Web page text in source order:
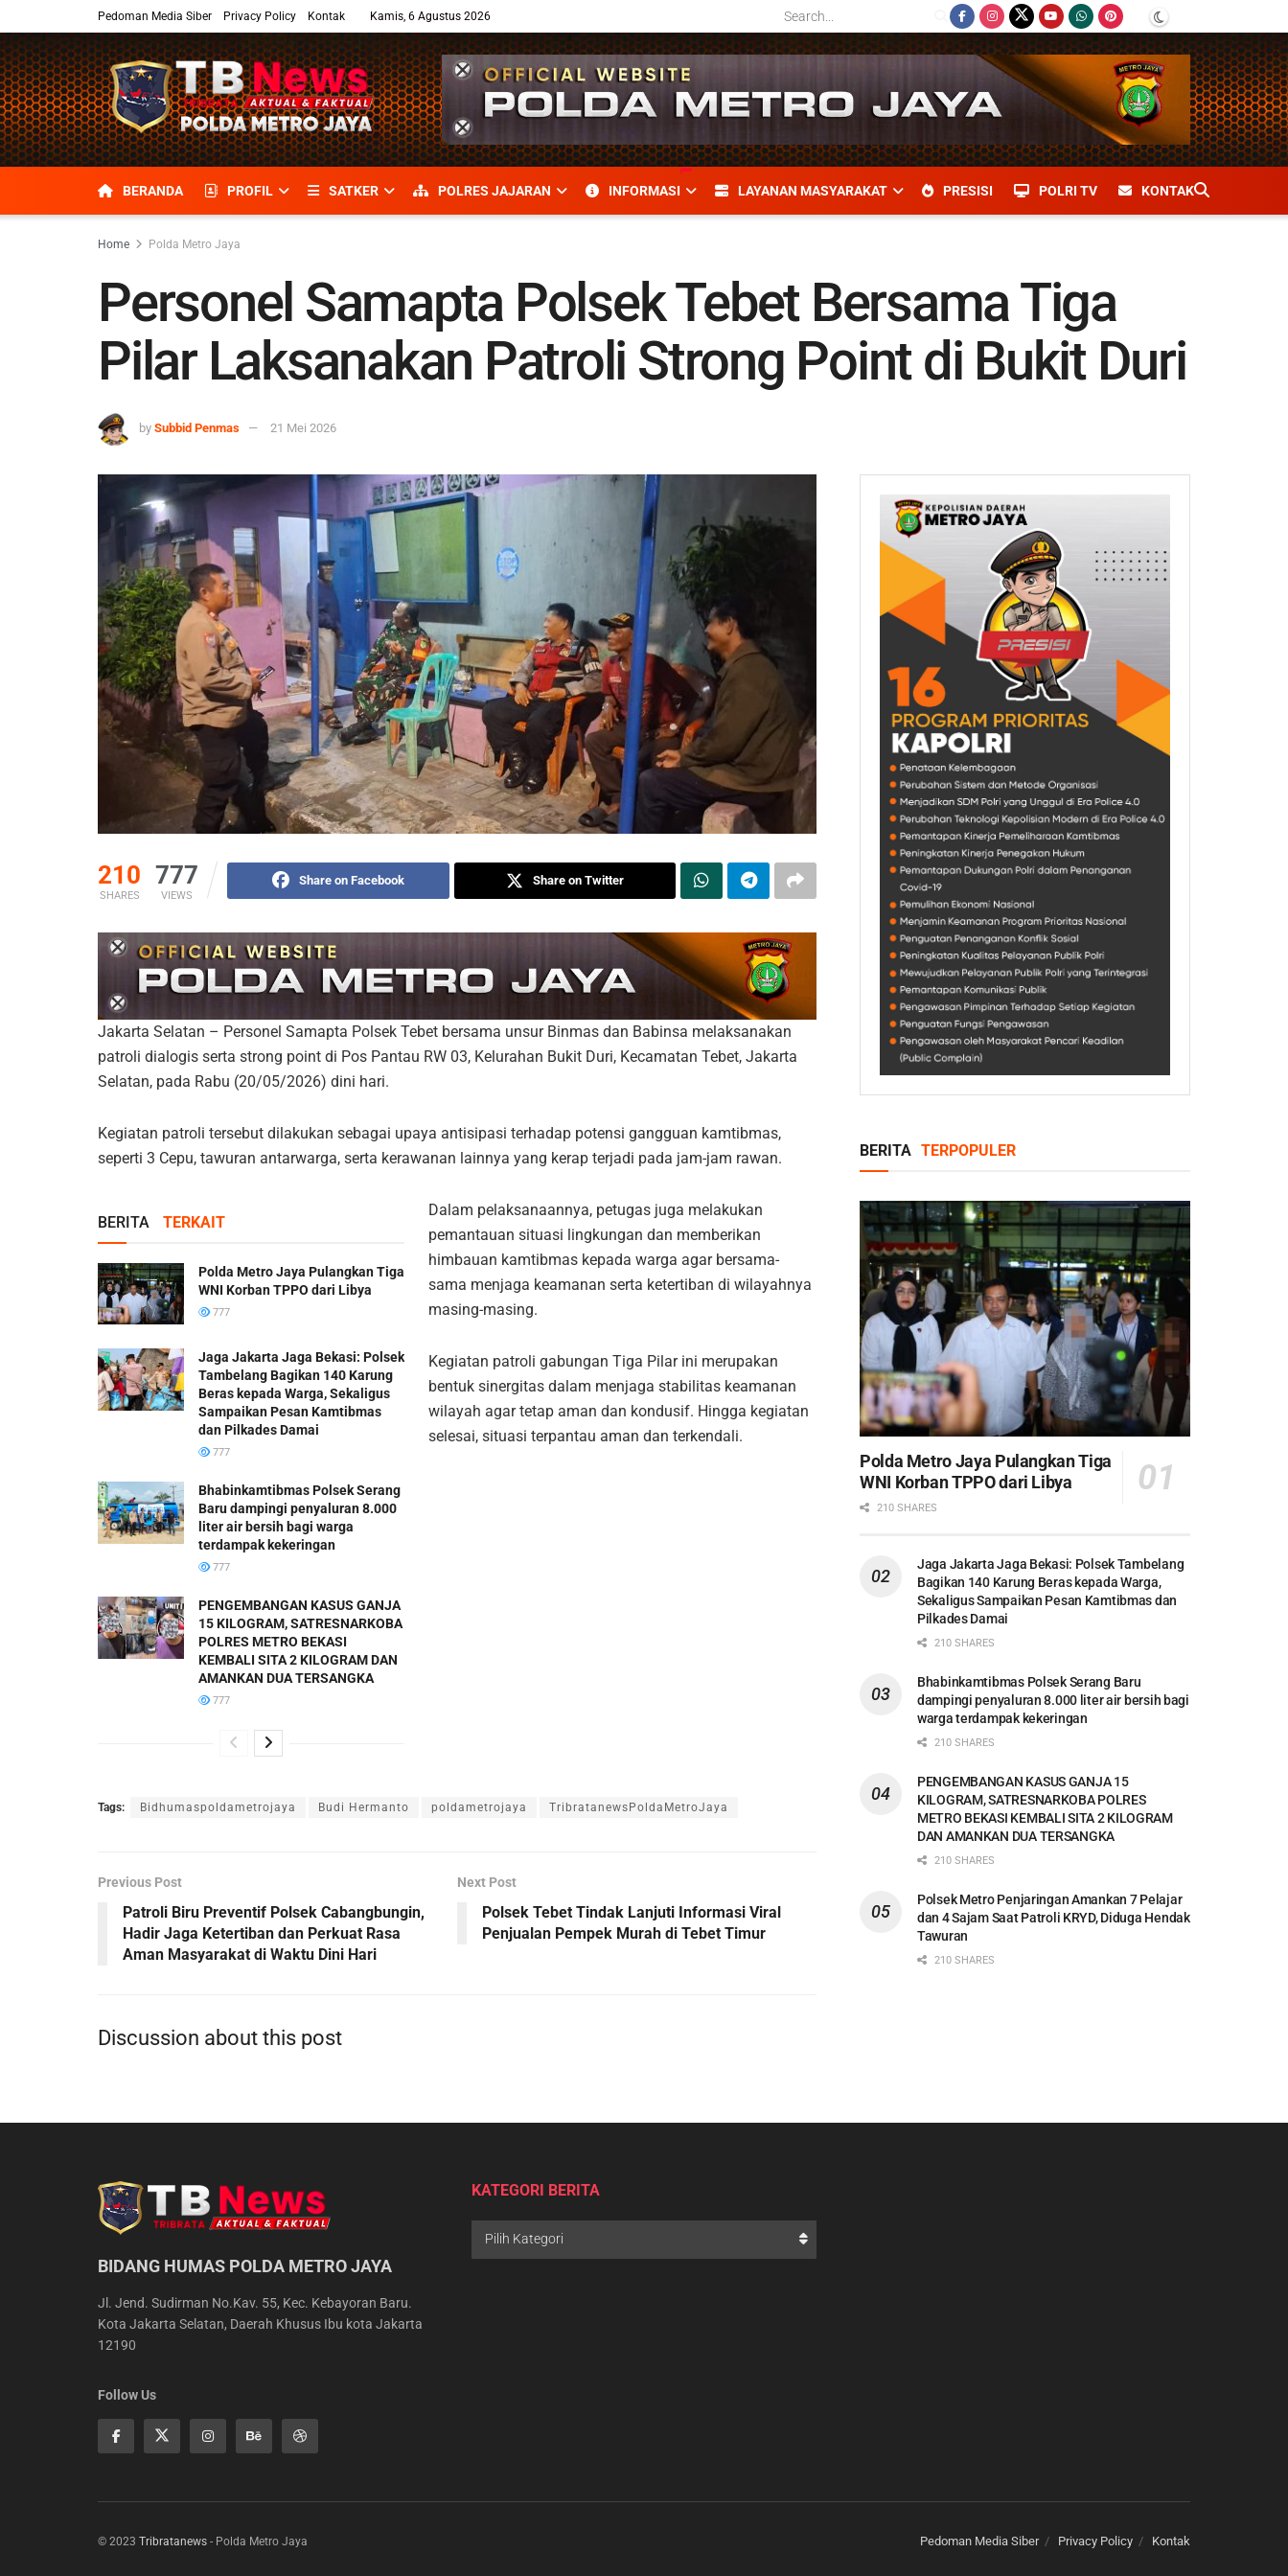
Pedoman Media Siber Privacy Policy Kontak Kamis, 6 Agustus 2026
BERANDA PROFIL SATKER POLRES JAJARAN INFORMASI LAYANAN MASYARAKAT PRESISI POLRI TV KONTAK
Home Polda Metro Jaya
Personel Samapta Polsek Tebet Bersama Tiga
Pilar Laksanakan Patroli Strong Point di Bukit Duri
by Subbid Penmas 21 Mei 2026
210
SHARES
777
VIEWS
Share on Facebook Share on Twitter
Jakarta Selatan – Personel Samapta Polsek Tebet bersama unsur Binmas dan Babinsa melaksanakan
patroli dialogis serta strong point di Pos Pantau RW 03, Kelurahan Bukit Duri, Kecamatan Tebet, Jakarta
Selatan, pada Rabu (20/05/2026) dini hari.
Kegiatan patroli tersebut dilakukan sebagai upaya antisipasi terhadap potensi gangguan kamtibmas,
seperti 3 Cepu, tawuran antarwarga, serta kerawanan lainnya yang kerap terjadi pada jam-jam rawan.
BERITA TERKAIT
Polda Metro Jaya Pulangkan Tiga
WNI Korban TPPO dari Libya
777
Jaga Jakarta Jaga Bekasi: Polsek
Tambelang Bagikan 140 Karung
Beras kepada Warga, Sekaligus
Sampaikan Pesan Kamtibmas
dan Pilkades Damai
777
Bhabinkamtibmas Polsek Serang
Baru dampingi penyaluran 8.000
liter air bersih bagi warga
terdampak kekeringan
777
PENGEMBANGAN KASUS GANJA
15 KILOGRAM, SATRESNARKOBA
POLRES METRO BEKASI
KEMBALI SITA 2 KILOGRAM DAN
AMANKAN DUA TERSANGKA
777
Dalam pelaksanaannya, petugas juga melakukan
pemantauan situasi lingkungan dan memberikan
himbauan kamtibmas kepada warga agar bersama-
sama menjaga keamanan serta ketertiban di wilayahnya
masing-masing.
Kegiatan patroli gabungan Tiga Pilar ini merupakan
bentuk sinergitas dalam menjaga stabilitas keamanan
wilayah agar tetap aman dan kondusif. Hingga kegiatan
selesai, situasi terpantau aman dan terkendali.
Tags: Bidhumaspoldametrojaya Budi Hermanto poldametrojaya TribratanewsPoldaMetroJaya
Previous Post
Patroli Biru Preventif Polsek Cabangbungin,
Hadir Jaga Ketertiban dan Perkuat Rasa
Aman Masyarakat di Waktu Dini Hari
Next Post
Polsek Tebet Tindak Lanjuti Informasi Viral
Penjualan Pempek Murah di Tebet Timur
Discussion about this post
BERITA TERPOPULER
Polda Metro Jaya Pulangkan Tiga
WNI Korban TPPO dari Libya
210 SHARES
Jaga Jakarta Jaga Bekasi: Polsek Tambelang
Bagikan 140 Karung Beras kepada Warga,
Sekaligus Sampaikan Pesan Kamtibmas dan
Pilkades Damai
210 SHARES
Bhabinkamtibmas Polsek Serang Baru
dampingi penyaluran 8.000 liter air bersih bagi
warga terdampak kekeringan
210 SHARES
PENGEMBANGAN KASUS GANJA 15
KILOGRAM, SATRESNARKOBA POLRES
METRO BEKASI KEMBALI SITA 2 KILOGRAM
DAN AMANKAN DUA TERSANGKA
210 SHARES
Polsek Metro Penjaringan Amankan 7 Pelajar
dan 4 Sajam Saat Patroli KRYD, Diduga Hendak
Tawuran
210 SHARES
BIDANG HUMAS POLDA METRO JAYA
Jl. Jend. Sudirman No.Kav. 55, Kec. Kebayoran Baru.
Kota Jakarta Selatan, Daerah Khusus Ibu kota Jakarta
12190
Follow Us
KATEGORI BERITA
Pilih Kategori
Pedoman Media Siber Privacy Policy Kontak
© 2023 Tribratanews - Polda Metro Jaya